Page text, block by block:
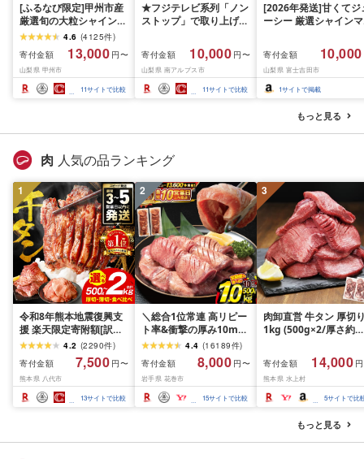
[ふるなび限定]甲州市産
厳選旬の大粒シャインマ
スカット 約1.3kg 2〜3
房[2026年発送]
(MG)B12-472 FN-
Limited-VO シャインマ
スカット フルーツ
4.6 (4125件)
寄付金額
13,000 円〜
山梨県 甲州市
11サイトで比較
★フジテレビ系列「ノン
ストップ」で取り上げら
先行予約]南アルプス市
産シャインマスカット
1.2kg以上(2〜3房)ふる
さと納税 おすすめ 山梨
県 南アルプス市 送料無
寄付金額 10,000 円〜
山梨県 南アルプス市
11サイトで比較
[2026年発送]甘くてジ
ーシー 厳選シャインマ
月前半(1〜15日)から
月下旬までの発送) フ
ーツ ぶどう 果物 山梨
産 2026 旬 大粒 高級
寄付金額 10,000
山梨県 富士吉田市
1サイトで掲載
もっと見る
肉 人気の品ランキング
1
令和8年熊本地震復興支
援 楽天限定寄附額[訳あ
り]牛タン 500g〜2kg 肉
牛肉 訳あり 牛タン 冷凍
小分け 厚切り 薄切り 食
べ比べ 500g 1kg 1.5kg
2kg 牛 人気 ビーフ 牛た
ん ふるさと納税 ランキ
4.2 (2290件)
寄付金額
7,500 円〜
熊本県 八代市
13サイトで比較
2
＼総合1位常連 高リピー
ト率&衝撃の厚み10mm
厚切り牛タン 塩味/ ≪ス
ピード発送!!10営業日以
内発送≫ 選べる内容量
500g / 1kg 定期便 毎月
届く 牛肉 肉 BBQ ふるさ
と 人気 ランキング 岩手
4.4 (16189件)
寄付金額
8,000 円〜
岩手県 花巻市
15サイトで比較
3
肉卸直営 牛タン 厚切
1kg (500g×2/厚さ約
牛肉 焼肉 冷凍 スライ
業務用 バーベキュー
BBQ おつまみ ギフト
祝い お中元 夏ギフト
寄付金額 14,000
熊本県 水上村
5サイトで比
もっと見る